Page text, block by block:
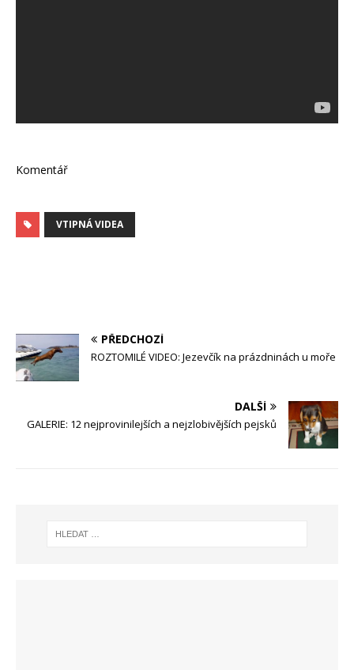
Komentář
VTIPNÁ VIDEA
PŘEDCHOZÍ
ROZTOMILÉ VIDEO: Jezevčík na prázdninách u moře
DALŠÍ
GALERIE: 12 nejprovinilejších a nejzlobivějších pejsků